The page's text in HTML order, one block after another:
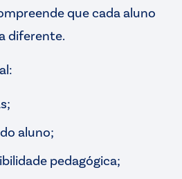
que cada aluno
diferente.
aluno;
pedagógica;